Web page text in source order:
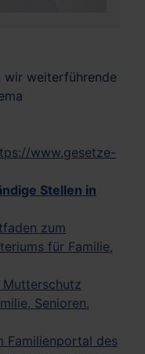
wir weiterführende
www.gesetze-
Stellen in
zum
für Familie,
Senioren,
Familienportal des